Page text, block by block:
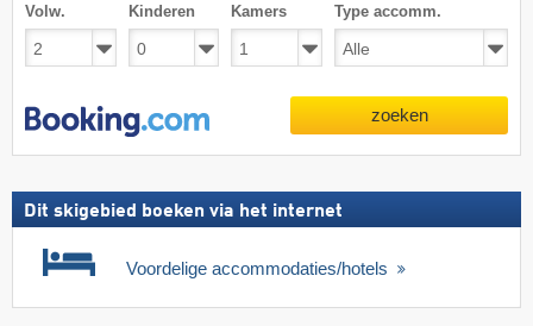
Volw. Kinderen Kamers Type accomm.
zoeken
Dit skigebied boeken via het internet
Voordelige accommodaties/hotels